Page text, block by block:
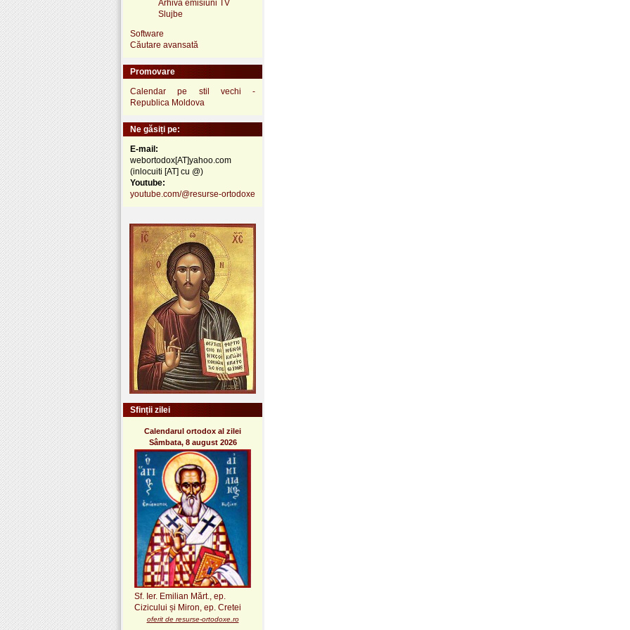
Arhivă emisiuni TV
Slujbe
Software
Căutare avansată
Promovare
Calendar pe stil vechi -
Republica Moldova
Ne găsiți pe:
E-mail:
webortodox[AT]yahoo.com
(inlocuiti [AT] cu @)
Youtube:
youtube.com/@resurse-ortodoxe
Sfinții zilei
Calendarul ortodox al zilei
Sâmbata, 8 august 2026
Sf. Ier. Emilian Mărt., ep.
Cizicului și Miron, ep. Cretei
oferit de resurse-ortodoxe.ro